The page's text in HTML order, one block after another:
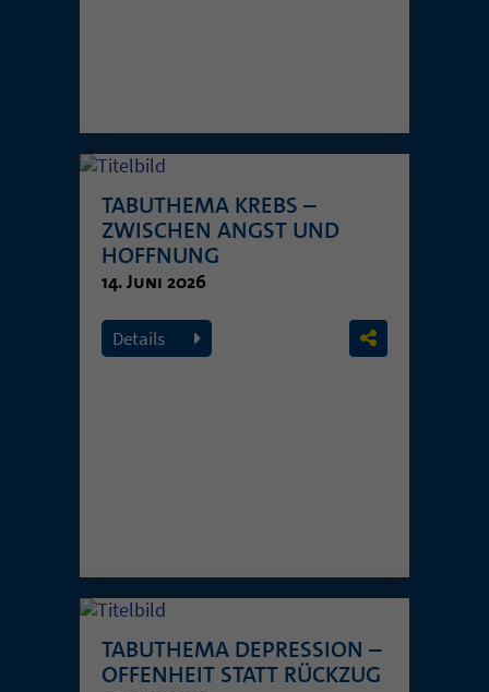
TABUTHEMA KREBS –
ZWISCHEN ANGST UND
HOFFNUNG
14. Juni 2026
Details
TABUTHEMA DEPRESSION –
OFFENHEIT STATT RÜCKZUG